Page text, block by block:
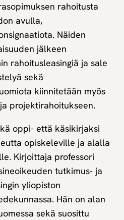
rahoitusta
avulla,
Näiden
jälkeen
rahoitusleasingiä ja sale
sekä
kiinnitetään myös
projektirahoitukseen.
oppi- että käsikirjaksi
opiskeleville ja alalla
Kirjoittaja professori
tutkimus- ja
yliopiston
Hän on alan
sekä suosittu